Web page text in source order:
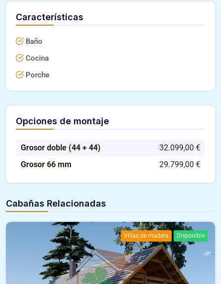
Características
Baño
Cocina
Porche
Opciones de montaje
Grosor doble (44 + 44)
32.099,00 €
Grosor 66 mm
29.799,00 €
Cabañas Relacionadas
Villas de madera Disponible